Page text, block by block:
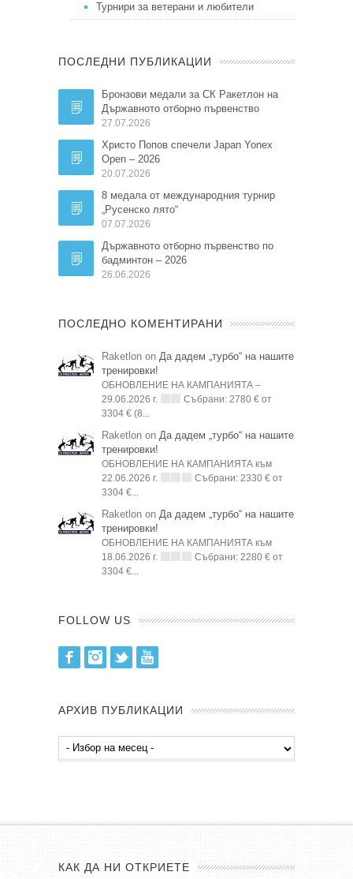
Турнири за ветерани и любители
ПОСЛЕДНИ ПУБЛИКАЦИИ
Бронзови медали за СК Ракетлон на
Държавното отборно първенство
27.07.2026
Христо Попов спечели Japan Yonex
Open – 2026
20.07.2026
8 медала от международния турнир
„Русенско лято“
07.07.2026
Държавното отборно първенство по
бадминтон – 2026
26.06.2026
ПОСЛЕДНО КОМЕНТИРАНИ
Raketlon on Да дадем „турбо“ на нашите
тренировки!
ОБНОВЛЕНИЕ НА КАМПАНИЯТА –
29.06.2026 г.
Събрани: 2780 € от
3304 € (8...
Raketlon on Да дадем „турбо“ на нашите
тренировки!
ОБНОВЛЕНИЕ НА КАМПАНИЯТА към
22.06.2026 г.
Събрани: 2330 € от
3304 €...
Raketlon on Да дадем „турбо“ на нашите
тренировки!
ОБНОВЛЕНИЕ НА КАМПАНИЯТА към
18.06.2026 г.
Събрани: 2280 € от
3304 €...
FOLLOW US
FacebookInstagram
Twitter
АРХИВ ПУБЛИКАЦИИ
Архив
публикации
КАК ДА НИ ОТКРИЕТЕ